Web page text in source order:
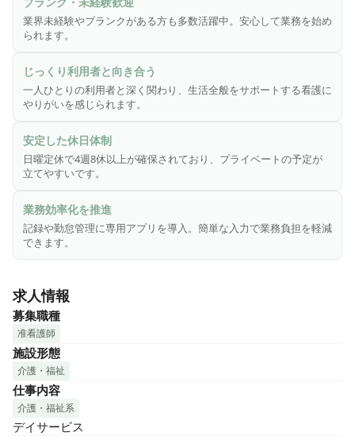
・各種記録
・ご利用者やご家族への相談援助
・その他、上記に付帯する業務
※業務効率化のため記録業務や勤怠管理は専用アプリを使用
しています。
※簡単な文字入力（メール打ち程度）ができれば問題ござい
ません。
＼こんな方にピッタリ／
★プライベートも充実させたい方
夜勤なし、残業少なめで、ワークライフバランスを大切に
できます！
一人ひとりのご利用者様とじっくり関わり、生活全般をサ
ポートする看護にやりがいを感じられます！
★地域医療に貢献したい方
住み慣れた地域で、ご利用者様の「自分らしい暮らし」を
支える看護に魅力を感じる方！
業界未経験やブランクがある方も多数活躍中。安心して業務を始め
られます。
じっくり利用者と向き合う
一人ひとりの利用者と深く関わり、生活全般をサポートする看護に
やりがいを感じられます。
安定した休日体制
日曜定休で4週8休以上が確保されており、プライベートの予定が
立てやすいです。
業務効率化を推進
記録や勤怠管理に専用アプリを導入。簡単な入力で業務負担を軽減
できます。
求人情報
募集職種
准看護師
施設形態
介護・福祉
仕事内容
介護・福祉系
デイサービス